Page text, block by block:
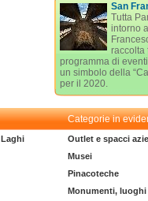
San
Tutta
intorno
raccolta
programma di
un simbolo della
per il 2020.
Categorie in
Outlet e spacci
Musei
Pinacoteche
Monumenti, luoghi